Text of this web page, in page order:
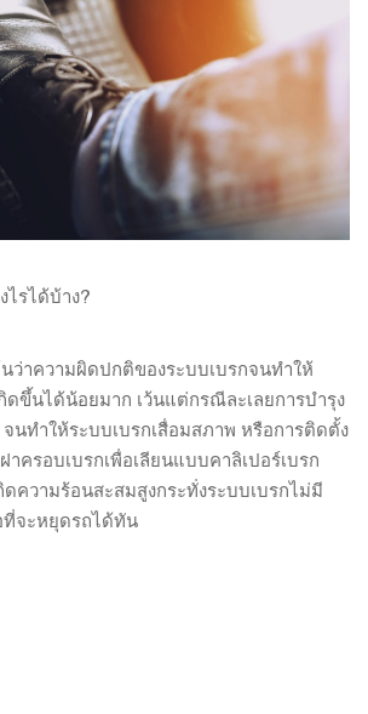
ไรได้บ้าง?
ว่าความผิดปกติของระบบเบรกจนทำให้
ดขึ้นได้น้อยมาก เว้นแต่กรณีละเลยการบำรุง
จนทำให้ระบบเบรกเสื่อมสภาพ หรือการติดตั้ง
ครอบเบรกเพื่อเลียนแบบคาลิเปอร์เบรก
ดความร้อนสะสมสูงกระทั่งระบบเบรกไม่มี
ที่จะหยุดรถได้ทัน